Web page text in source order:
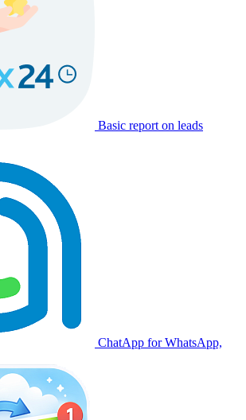
Basic report on leads
ChatApp for WhatsApp,